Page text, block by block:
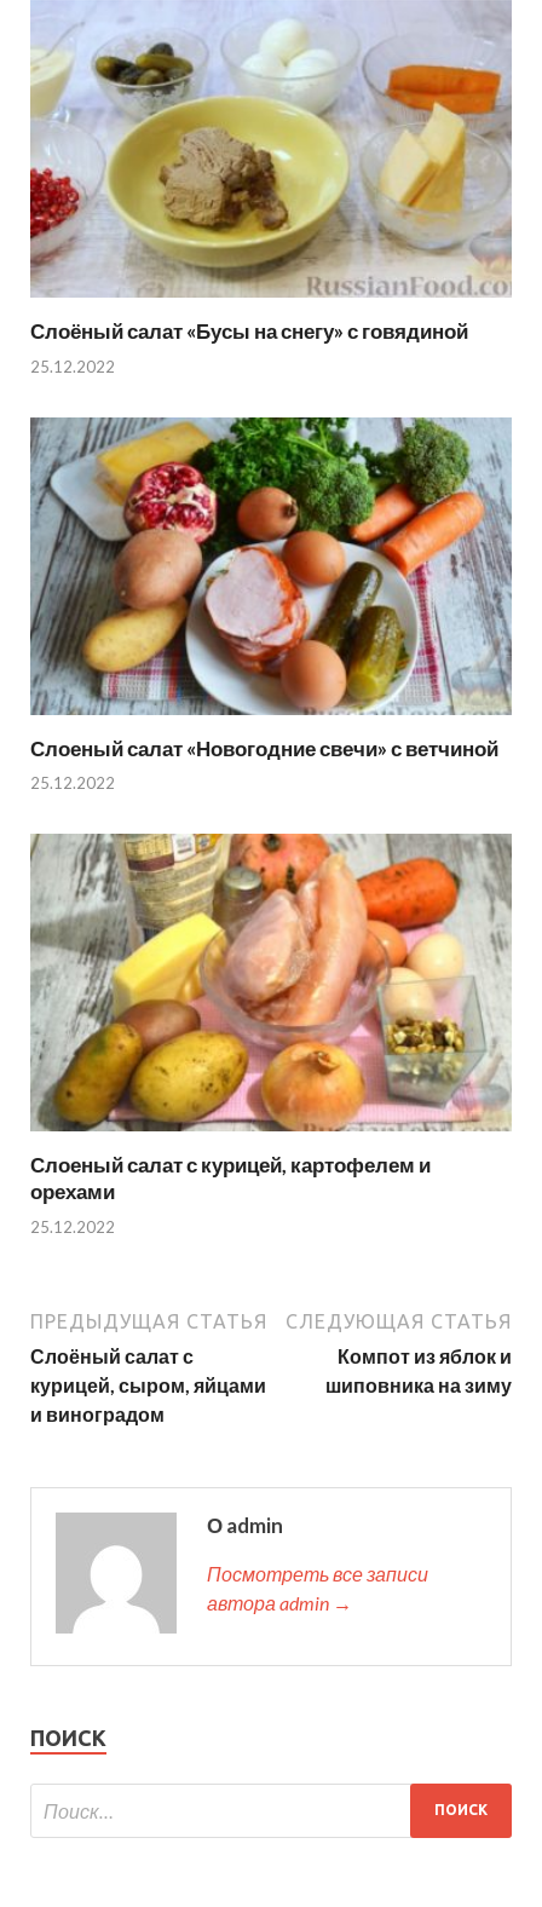
Слоёный салат «Бусы на снегу» с говядиной
25.12.2022
Слоеный салат «Новогодние свечи» с ветчиной
25.12.2022
Слоеный салат с курицей, картофелем и
орехами
25.12.2022
ПРЕДЫДУЩАЯ СТАТЬЯ
Слоёный салат с
курицей, сыром, яйцами
и виноградом
СЛЕДУЮЩАЯ СТАТЬЯ
Компот из яблок и
шиповника на зиму
О admin
Посмотреть все записи
автора admin →
ПОИСК